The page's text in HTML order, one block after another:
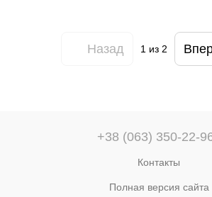
Назад 1 из 2
+38 (063) 350-22-
Контакты
Полная версия сайта